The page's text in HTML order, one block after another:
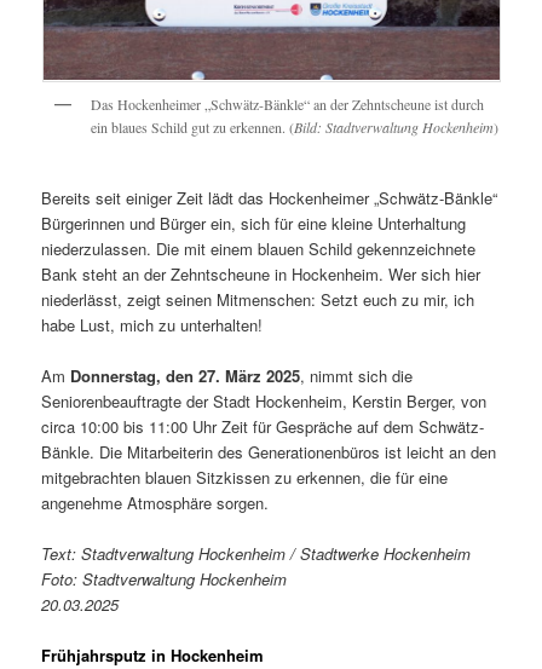
Das Hockenheimer „Schwätz-Bänkle“ an der Zehntscheune ist durch
ein blaues Schild gut zu erkennen. (Bild: Stadtverwaltung Hockenheim)
Bereits seit einiger Zeit lädt das Hockenheimer „Schwätz-Bänkle“
Bürgerinnen und Bürger ein, sich für eine kleine Unterhaltung
niederzulassen. Die mit einem blauen Schild gekennzeichnete
Bank steht an der Zehntscheune in Hockenheim. Wer sich hier
niederlässt, zeigt seinen Mitmenschen: Setzt euch zu mir, ich
habe Lust, mich zu unterhalten!
Am Donnerstag, den 27. März 2025, nimmt sich die
Seniorenbeauftragte der Stadt Hockenheim, Kerstin Berger, von
circa 10:00 bis 11:00 Uhr Zeit für Gespräche auf dem Schwätz-
Bänkle. Die Mitarbeiterin des Generationenbüros ist leicht an den
mitgebrachten blauen Sitzkissen zu erkennen, die für eine
angenehme Atmosphäre sorgen.
Text: Stadtverwaltung Hockenheim / Stadtwerke Hockenheim
Foto: Stadtverwaltung Hockenheim
20.03.2025
Frühjahrsputz in Hockenheim